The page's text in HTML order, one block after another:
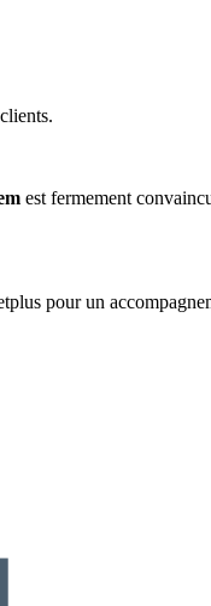
est fermement
pour un